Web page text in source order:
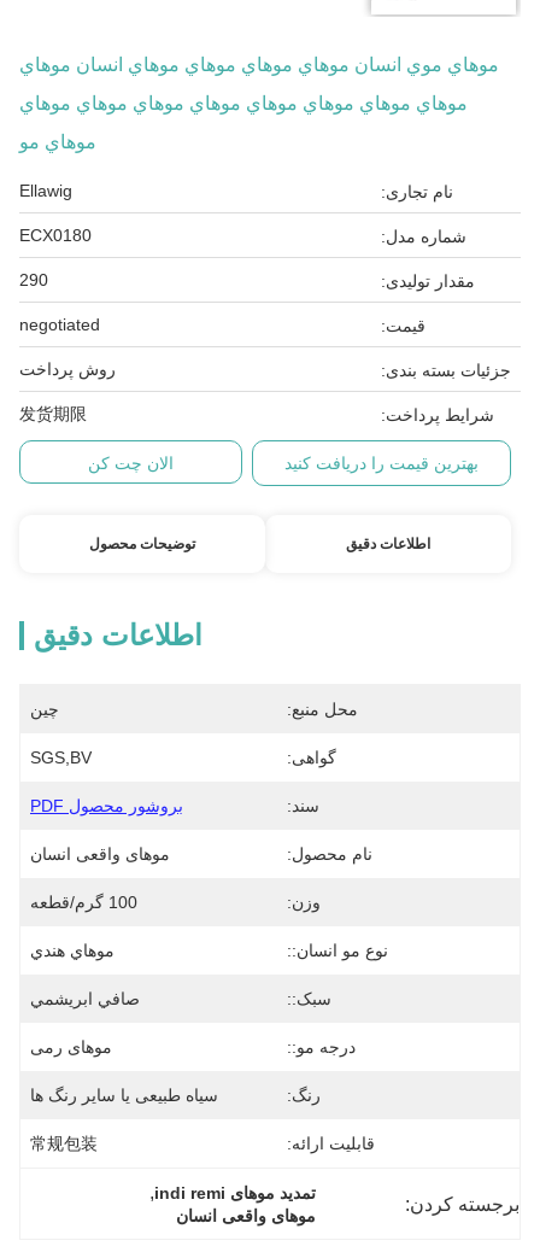
موهاي موي انسان موهاي موهاي موهاي موهاي انسان موهاي
موهاي موهاي موهاي موهاي موهاي موهاي موهاي موهاي
موهاي مو
نام تجاری: Ellawig
شماره مدل: ECX0180
مقدار تولیدی: 290
قیمت: negotiated
جزئیات بسته بندی: روش پرداخت
شرایط پرداخت: 发货期限
بهترین قیمت را دریافت کنید الان چت کن
اطلاعات دقیق توضیحات محصول
اطلاعات دقیق
محل منبع: چین
گواهی: SGS,BV
سند: بروشور محصول PDF
نام محصول: موهای واقعی انسان
وزن: 100 گرم/قطعه
نوع مو انسان:: موهاي هندي
سبک:: صافي ابريشمي
درجه مو:: موهای رمی
رنگ: سیاه طبیعی یا سایر رنگ ها
قابلیت ارائه: 常规包装
برجسته کردن: تمدید موهای indi remi ,
موهای واقعی انسان